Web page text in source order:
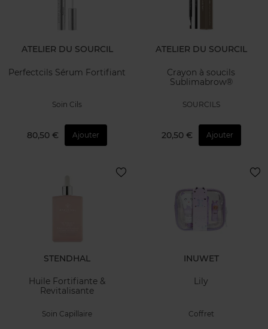
ATELIER DU SOURCIL
Perfectcils Sérum Fortifiant
Soin Cils
80,50 € Ajouter
ATELIER DU SOURCIL
Crayon à soucils
Sublimabrow®
SOURCILS
20,50 € Ajouter
STENDHAL
Huile Fortifiante &
Revitalisante
Soin Capillaire
INUWET
Lily
Coffret